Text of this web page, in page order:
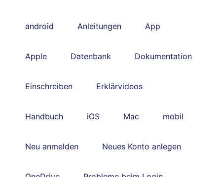
android Anleitungen App
Apple Datenbank Dokumentation
Einschreiben Erklärvideos
Handbuch iOS Mac mobil
Neu anmelden Neues Konto anlegen